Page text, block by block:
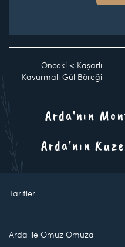
Önceki < Kaşarlı
Kavurmalı Gül Böreği
Arda'nın
Arda'nın
Tarifler
Arda ile Omuz Omuza